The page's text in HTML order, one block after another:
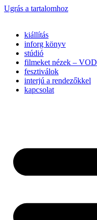
Ugrás a tartalomhoz
kiállítás
inforg könyv
stúdió
filmeket nézek – VOD
fesztiválok
interjú a rendezőkkel
kapcsolat